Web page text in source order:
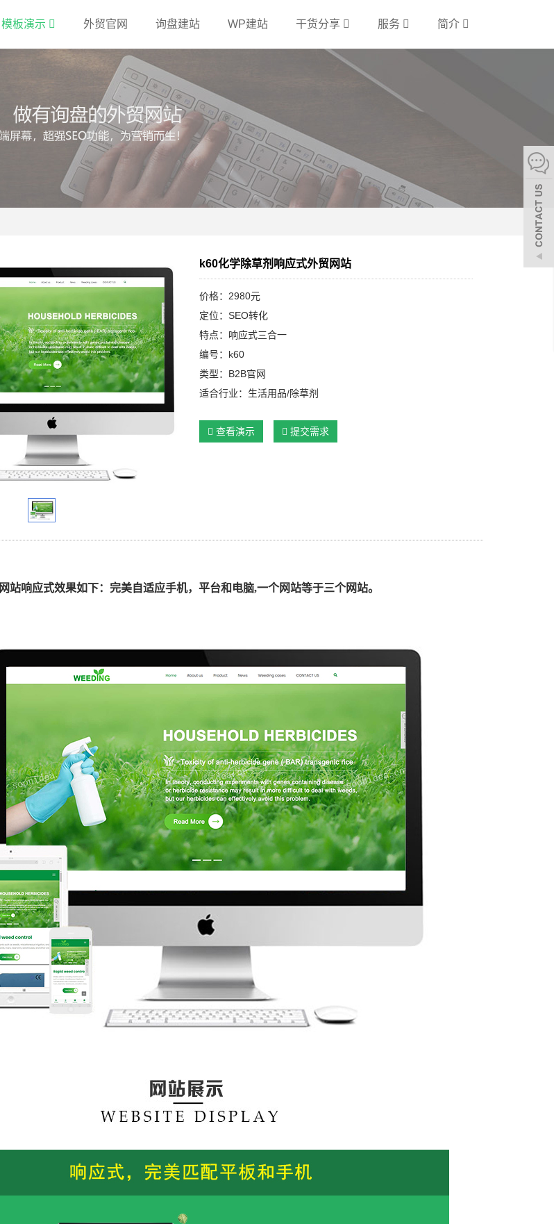
模板演示 外贸官网 询盘建站 WP建站 干货分享 服务 简介
k60化学除草剂响应式外贸网站
价格：2980元
定位：SEO转化
特点：响应式三合一
编号：k60
类型：B2B官网
适合行业：生活用品/除草剂
查看演示 提交需求
网站响应式效果如下：完美自适应手机，平台和电脑,一个网站等于三个网站。